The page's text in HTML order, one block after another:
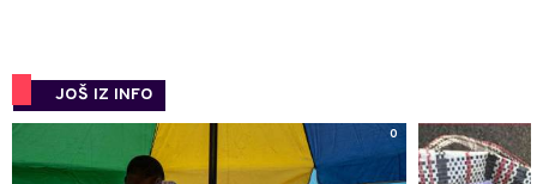
JOŠ IZ INFO
0